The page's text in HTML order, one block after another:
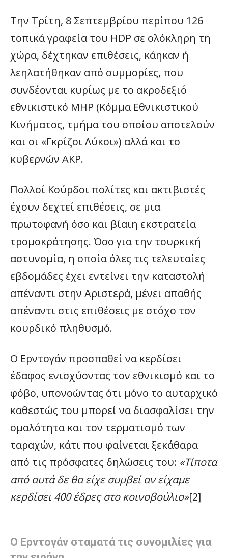
Την Τρίτη, 8 Σεπτεμβρίου περίπου 126
τοπικά γραφεία του HDP σε ολόκληρη τη
χώρα, δέχτηκαν επιθέσεις, κάηκαν ή
λεηλατήθηκαν από συμμορίες, που
συνδέονται κυρίως με το ακροδεξιό
εθνικιστικό MHP (Κόμμα Εθνικιστικού
Κινήματος, τμήμα του οποίου αποτελούν
και οι «Γκρίζοι Λύκοι») αλλά και το
κυβερνών ΑΚΡ.
Πολλοί Κούρδοι πολίτες και ακτιβιστές
έχουν δεχτεί επιθέσεις, σε μια
πρωτοφανή όσο και βίαιη εκστρατεία
τρομοκράτησης. Όσο για την τουρκική
αστυνομία, η οποία όλες τις τελευταίες
εβδομάδες έχει εντείνει την καταστολή
απέναντι στην Αριστερά, μένει απαθής
απέναντι στις επιθέσεις με στόχο τον
κουρδικό πληθυσμό.
Ο Ερντογάν προσπαθεί να κερδίσει
έδαφος ενισχύοντας τον εθνικισμό και το
φόβο, υπονοώντας ότι μόνο το αυταρχικό
καθεστώς του μπορεί να διασφαλίσει την
ομαλότητα και τον τερματισμό των
ταραχών, κάτι που φαίνεται ξεκάθαρα
από τις πρόσφατες δηλώσεις του: «Τίποτα
από αυτά δε θα είχε συμβεί αν είχαμε
κερδίσει 400 έδρες στο κοινοβούλιο»[2]
Ο Ερντογάν σταματά τις συνομιλίες για